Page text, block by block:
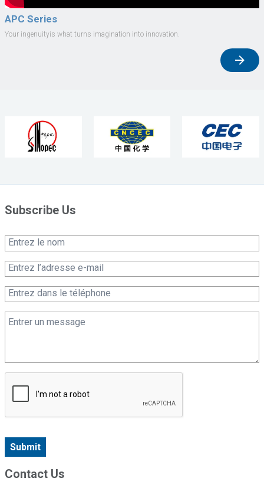
APC Series
Your ingenuityis what turns imagination into innovation.
Contact Us
Subscribe Us
Submit